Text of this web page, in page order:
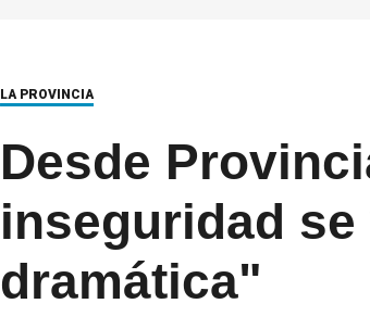
LA PROVINCIA
Desde
inseguridad
dramática"